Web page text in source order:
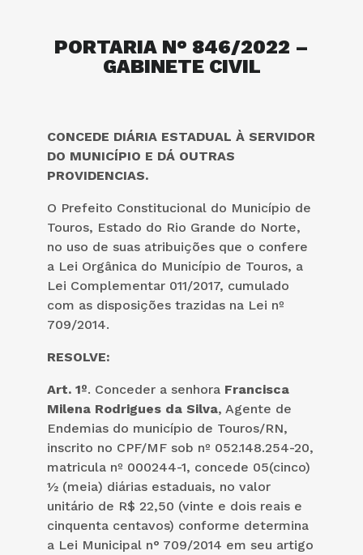
PORTARIA N° 846/2022 –
GABINETE CIVIL
CONCEDE DIÁRIA ESTADUAL À SERVIDOR
DO MUNICÍPIO E DÁ OUTRAS
PROVIDENCIAS.
O Prefeito Constitucional do Município de
Touros, Estado do Rio Grande do Norte,
no uso de suas atribuições que o confere
a Lei Orgânica do Município de Touros, a
Lei Complementar 011/2017, cumulado
com as disposições trazidas na Lei nº
709/2014.
RESOLVE:
Art. 1º. Conceder a senhora Francisca
Milena Rodrigues da Silva, Agente de
Endemias do município de Touros/RN,
inscrito no CPF/MF sob nº 052.148.254-20,
matricula nº 000244-1, concede 05(cinco)
½ (meia) diárias estaduais, no valor
unitário de R$ 22,50 (vinte e dois reais e
cinquenta centavos) conforme determina
a Lei Municipal n° 709/2014 em seu artigo